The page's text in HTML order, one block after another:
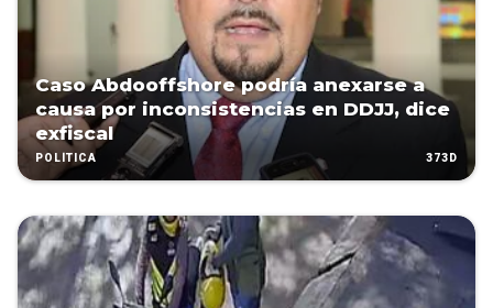
Caso Abdooffshore podría anexarse a
causa por inconsistencias en DDJJ, dice
exfiscal
POLÍTICA 373D